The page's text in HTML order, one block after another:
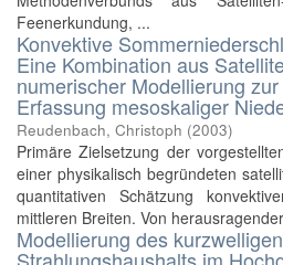
Feenerkundung, ...
Konvektive
Eine Kombination aus
numerischer Modellierung
Erfassung mesoskaliger
Reudenbach, Christoph (2003)
Primäre Zielsetzung der
einer physikalisch begründeten
quantitativen Schätzung
mittleren Breiten. Von
Modellierung des